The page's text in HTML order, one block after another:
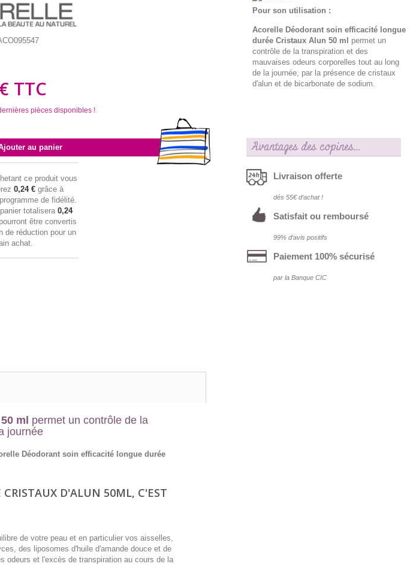
TTC
pièces disponibles !
au panier
ce produit vous
0,24 € grâce à
de fidélité.
totalisera 0,24
être convertis
de réduction pour un
achat.
Pour son utilisation :
Acorelle Déodorant soin efficacité longue
durée Cristaux Alun 50 ml permet un
contrôle de la transpiration et des
mauvaises odeurs corporelles tout au long
de la journée, par la présence de cristaux
d'alun et de bicarbonate de sodium.
Avantages des copines…
Livraison offerte
dés 55€ d‘achat !
Satisfait ou remboursé
99% d‘avis positifs
Paiement 100% sécurisé
par la Banque CIC
ml permet un contrôle de la
journée
Déodorant soin efficacité longue durée
D'ALUN 50ML, C'EST
de votre peau et en particulier vos aisselles,
des liposomes d'huile d'amande douce et de
odeurs et l'excès de transpiration au cours de la